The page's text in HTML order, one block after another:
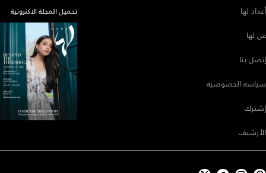
أعداد لها
عن لها
إتصل بنا
سياسة الخصوصية
إشترك
الأرشيف
تحميل المجلة الاكترونية